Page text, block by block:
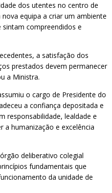
dos utentes no centro de
equipa a criar um ambiente
compreendidos e
a satisfação dos
prestados devem permanecer
a Ministra.
o cargo de Presidente do
a confiança depositada e
responsabilidade, lealdade e
a humanização e excelência
deliberativo colegial
fundamentais que
da unidade de